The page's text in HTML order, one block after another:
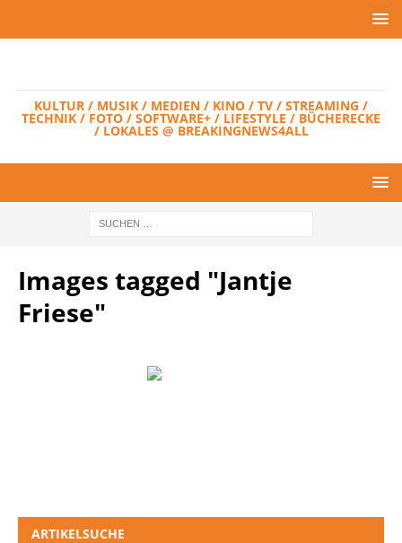
KULTUR / MUSIK / MEDIEN / KINO / TV / STREAMING /
TECHNIK / FOTO / SOFTWARE+ / LIFESTYLE / BÜCHERECKE
/ LOKALES @ BREAKINGNEWS4ALL
Images tagged "Jantje
Friese"
ARTIKELSUCHE